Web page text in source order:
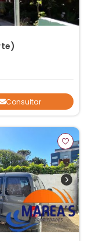
Consultar